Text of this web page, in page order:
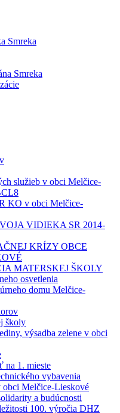
Smreka
Smreka
služieb v obci Melčice-
KO v obci Melčice-
VIDIEKA SR 2014-
KRÍZY OBCE
MATERSKEJ ŠKOLY
osvetlenia
domu Melčice-
školy
výsadba zelene v obci
na 1. mieste
vybavenia
obci Melčice-Lieskové
a budúcnosti
100. výročia DHZ